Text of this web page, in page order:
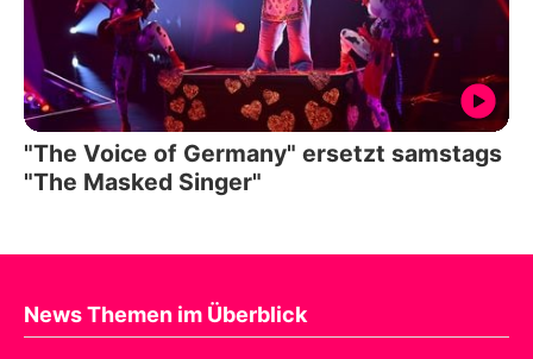
"The Voice of Germany" ersetzt samstags
"The Masked Singer"
News Themen im Überblick